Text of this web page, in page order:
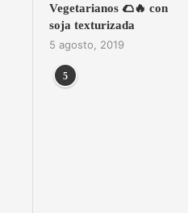
Vegetarianos 🌮🔥 con
soja texturizada
5 agosto, 2019
5